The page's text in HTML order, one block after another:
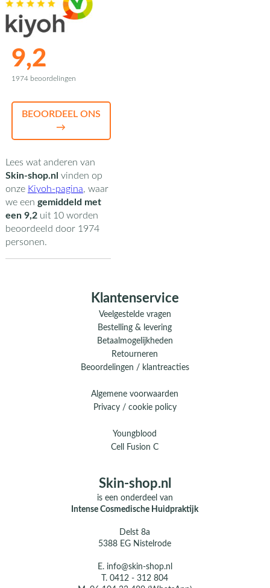
9,2
1974 beoordelingen
BEOORDEEL ONS
→
Lees wat anderen van
Skin-shop.nl vinden op
onze Kiyoh-pagina, waar
we een gemiddeld met
een 9,2uit 10worden
beoordeeld door 1974
personen.
Klantenservice
Veelgestelde vragen
Bestelling & levering
Betaalmogelijkheden
Retourneren
Beoordelingen / klantreacties
Algemene voorwaarden
Privacy / cookie policy
Youngblood
Cell Fusion C
Skin-shop.nl
is een onderdeel van
Intense Cosmedische Huidpraktijk
Delst 8a
5388 EG Nistelrode
E. info@skin-shop.nl
T.0412 - 312 804